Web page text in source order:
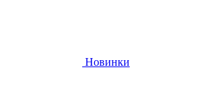
Новинки